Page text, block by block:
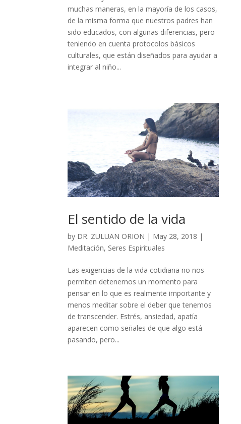
muchas maneras, en la mayoría de los casos,
de la misma forma que nuestros padres han
sido educados, con algunas diferencias, pero
teniendo en cuenta protocolos básicos
culturales, que están diseñados para ayudar a
integrar al niño...
El sentido de la vida
by DR. ZULUAN ORION | May 28, 2018 |
Meditación, Seres Espirituales
Las exigencias de la vida cotidiana no nos
permiten detenernos un momento para
pensar en lo que es realmente importante y
menos meditar sobre el deber que tenemos
de transcender. Estrés, ansiedad, apatía
aparecen como señales de que algo está
pasando, pero...